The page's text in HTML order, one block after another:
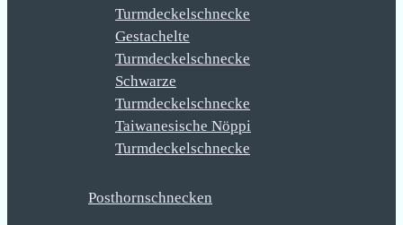
Turmdeckelschnecke
Gestachelte
Turmdeckelschnecke
Schwarze
Turmdeckelschnecke
Taiwanesische Nöppi
Turmdeckelschnecke
Posthornschnecken